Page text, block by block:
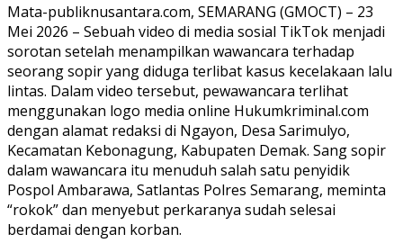
Mata-publiknusantara.com, SEMARANG (GMOCT) – 23
Mei 2026 – Sebuah video di media sosial TikTok menjadi
sorotan setelah menampilkan wawancara terhadap
seorang sopir yang diduga terlibat kasus kecelakaan lalu
lintas. Dalam video tersebut, pewawancara terlihat
menggunakan logo media online Hukumkriminal.com
dengan alamat redaksi di Ngayon, Desa Sarimulyo,
Kecamatan Kebonagung, Kabupaten Demak. Sang sopir
dalam wawancara itu menuduh salah satu penyidik
Pospol Ambarawa, Satlantas Polres Semarang, meminta
“rokok” dan menyebut perkaranya sudah selesai
berdamai dengan korban.